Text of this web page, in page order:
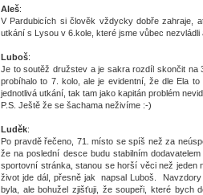
Aleš:
V Pardubicích si člověk vždycky dobře zahraje,
utkání s Lysou v 6.kole, které jsme vůbec
Luboš:
Je to soutěž družstev a je sakra rozdíl skončit na
probíhalo to 7. kolo, ale je evidentní, že dle Ela
jednotlivá utkání, tak tam jako kapitán problém
P.S. Ještě že se šachama neživíme :-)
Luděk:
Po pravdě řečeno, 71. místo se spíš než za
že na poslední desce budu stabilním
sportovní stránka, stanou se horší věci než jeden
život jde dál, přesně jak napsal Luboš.
byla, ale bohužel zjišťuji, že soupeři, které bych